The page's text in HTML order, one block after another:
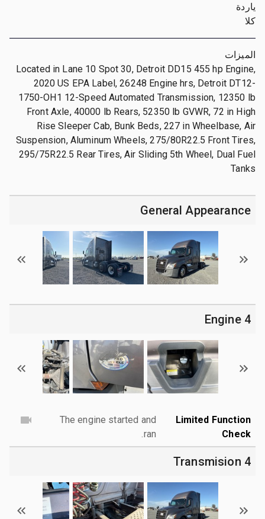
ياردة
كلا
الميزات
Located in Lane 10 Spot 30, Detroit DD15 455 hp Engine,
2020 US EPA Label, 26248 Engine hrs, Detroit DT12-
1750-OH1 12-Speed Automated Transmission, 12350 lb
Front Axle, 40000 lb Rears, 52350 lb GVWR, 72 in High
Rise Sleeper Cab, Bunk Beds, 227 in Wheelbase, Air
Suspension, Aluminum Wheels, 275/80R22.5 Front Tires,
295/75R22.5 Rear Tires, Air Sliding 5th Wheel, Dual Fuel
Tanks
General Appearance
4 Engine
Limited Function
Check
The engine started and
ran.
4 Transmision